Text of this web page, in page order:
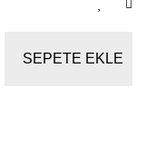
SEPETE EKLE